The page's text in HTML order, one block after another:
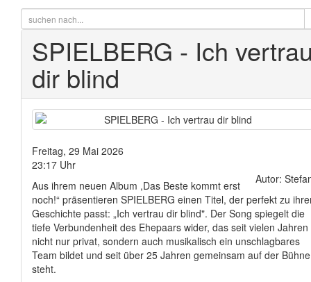
SPIELBERG - Ich
dir blind
Freitag, 29 Mai 2026
23:17 Uhr
Autor:
Aus ihrem neuen Album ,Das Beste kommt erst
noch!“ präsentieren SPIELBERG einen Titel, der perfekt zu
Geschichte passt: „Ich vertrau dir blind". Der Song spiegelt die
tiefe Verbundenheit des Ehepaars wider, das seit vielen Jahren
nicht nur privat, sondern auch musikalisch ein unschlagbares
Team bildet und seit über 25 Jahren gemeinsam auf der Bühne
steht.